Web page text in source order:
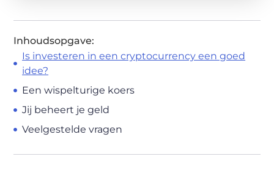
Inhoudsopgave:
Is investeren in een cryptocurrency een goed
idee?
Een wispelturige koers
Jij beheert je geld
Veelgestelde vragen